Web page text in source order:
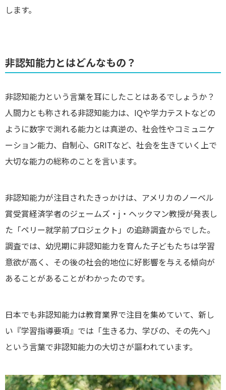
します。
非認知能力とはどんなもの？
非認知能力という言葉を耳にしたことはあるでしょうか？
人間力とも称される非認知能力は、IQや学力テストなどの
ように数字で測れる能力とは真逆の、社会性やコミュニケ
ーション能力、自制心、GRITなど、社会を生きていく上で
大切な能力の総称のことを言います。
非認知能力が注目されたきっかけは、アメリカのノーベル
賞受賞経済学者のジェームズ・j・ヘックマン教授が発表し
た「ペリー就学前プロジェクト」の追跡調査からでした。
調査では、幼児期に非認知能力を育んた子どもたちは学習
意欲が高く、その後の社会的地位に好影響を与える傾向が
あることがあることがわかったのです。
日本でも非認知能力は教育業界で注目を集めていて、新し
い『学習指導要項』では「生きる力、学びの、その先へ」
という言葉で非認知能力の大切さが謳われています。